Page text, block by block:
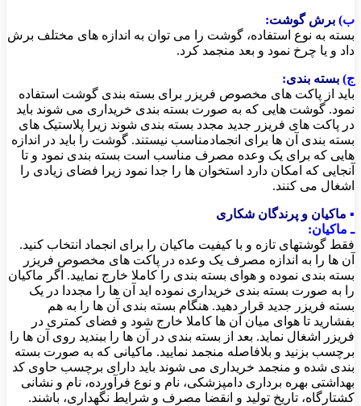
ب) برش گوشت:
بسته به نوع استفاده، گوشت را می توان به اندازه های مختلف برش
داد و یا چرخ نمود و بعد منجمد کرد.
ج) بسته بندی:
باید از پاکت های مخصوص فریزر برای بسته بندی گوشت استفاده
نمود. گوشت هایی که به صورت بسته بندی خریداری می شوند باید
در پاکت های فریزر جدید مجدد بسته بندی شوند زیرا پلاستیک های
بسته بندی آن ها برای انجمادمناسب نیستند. گوشت را باید در اندازه
هایی که برای یک وعده مصرف مناسب است بسته بندی نمود و تا
آنجایی که امکان دارد استخوان ها را جدا نمود زیرا فضای زیادی را
اشغال می کنند.
▪ ماکیان و پرندگان شکاری
ـ ماکیان:
فقط گوشتهای تازه و با کیفیت ماکیان را برای انجماد انتخاب کنید.
آن ها را به اندازه مصرف یک وعده در پاکت های مخصوص فریزر
بسته بندی نموده و هوای بسته بندی را کاملا خارج نمایید. اگر ماکیان
را به صورت بسته بندی خریداری نموده اید آن ها را مجددا در یک
بسته فریزر جدید قرار دهید. هنگام بسته بندی آن ها را به هم
بفشارید تا هوای میان آن ها کاملا خارج شود و فضای کمتری در
فریزر اشغال نماید. بعد از بسته بندی در آن ها را ببندید روی آن ها را
برچسب بزنید و بلافاصله منجمد نمایید. ماکیانی که به صورت بسته
بندی شده و منجمد خریداری می شوند باید دارای برچسب حاوی کد
بهداشتی بهره برداری دامپزشکی، نام و نوع فرآورده، نام و نشانی
کشتارگاه، تاریخ تولید و انقضا مصرف و شرایط نگهداری، باشند.